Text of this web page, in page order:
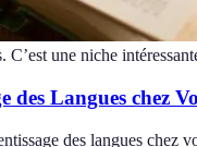
C’est une niche
des Langues chez
des langues chez